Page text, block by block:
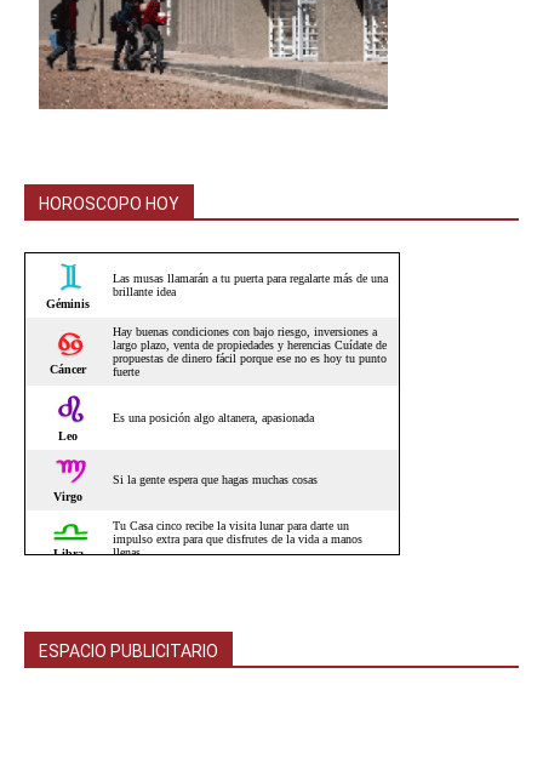
HOROSCOPO HOY
ESPACIO PUBLICITARIO